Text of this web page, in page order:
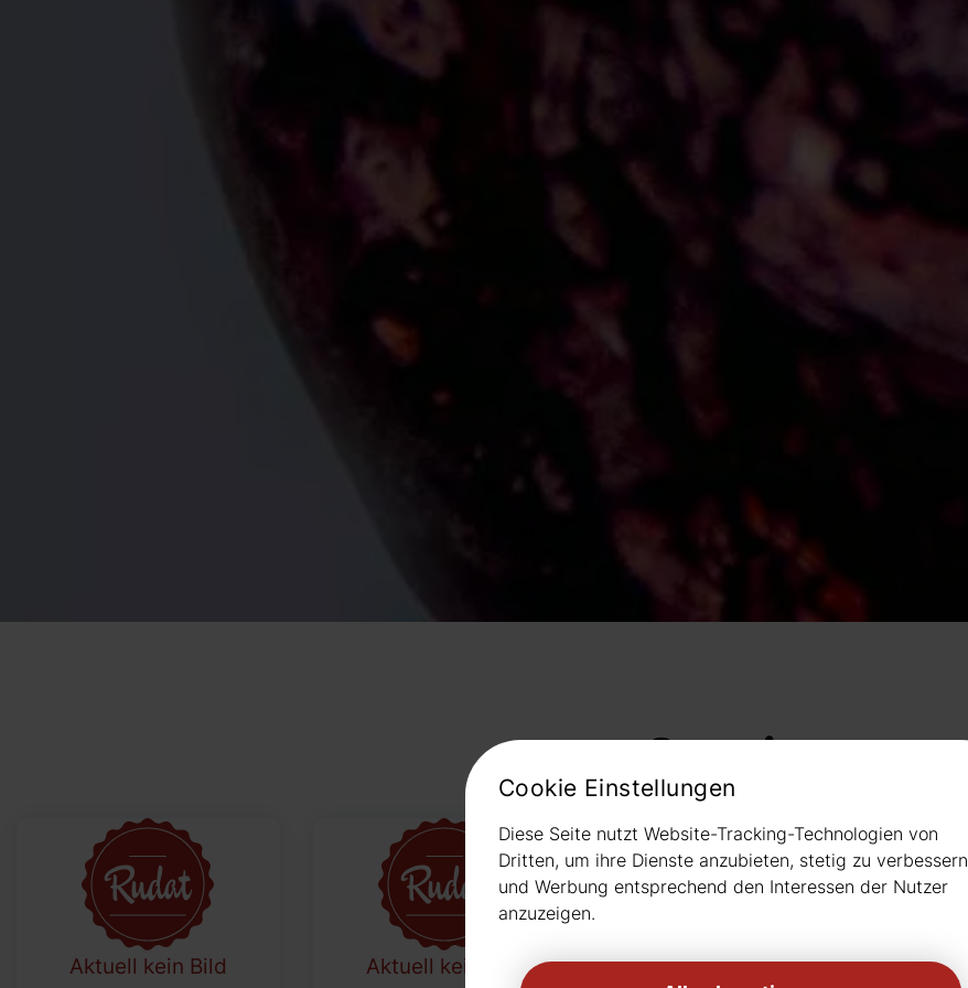
Spanien
Aktuell kein Bild
Aktuell kein Bild
Aktuell kein Bild
Cookie Einstellungen
Diese Seite nutzt Website-Tracking-Technologien von
Dritten, um ihre Dienste anzubieten, stetig zu verbessern
und Werbung entsprechend den Interessen der Nutzer
anzuzeigen.